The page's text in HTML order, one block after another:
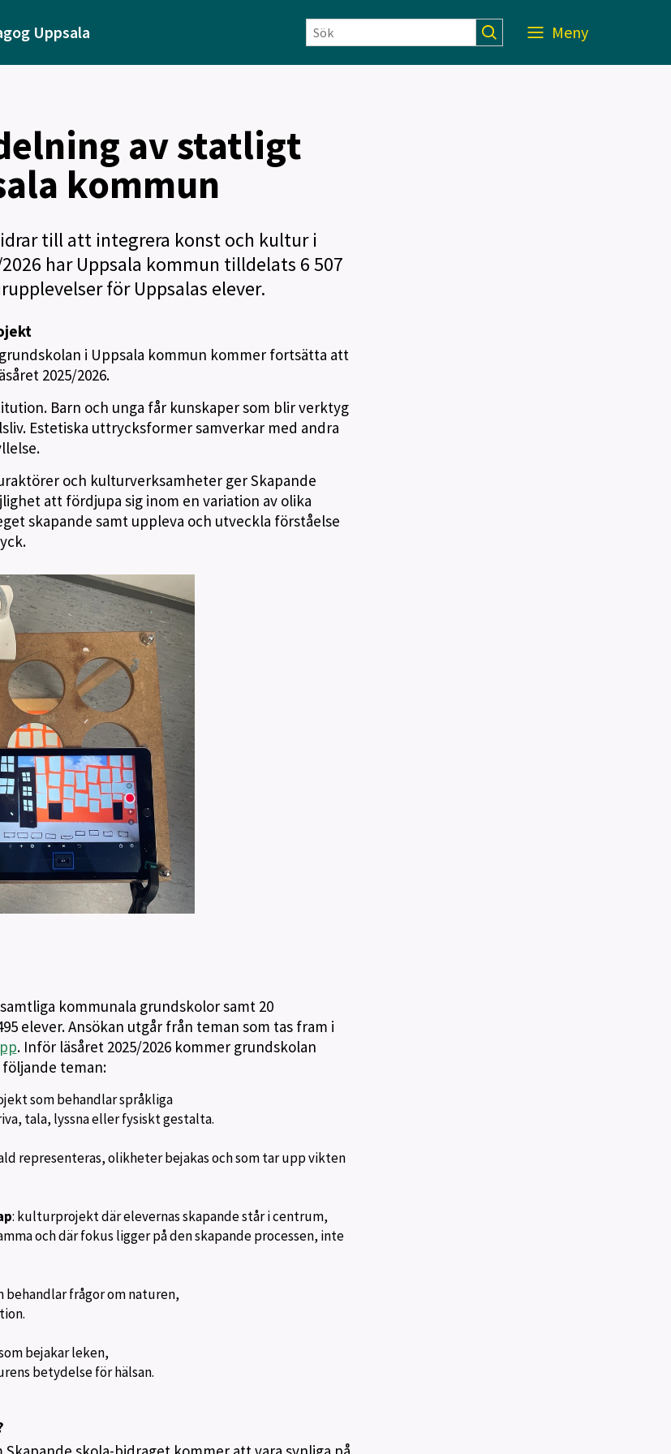
Uppsala Meny
av statligt
kommun
till att integrera konst och kultur i
har Uppsala kommun tilldelats 6 507
för Uppsalas elever.
i Uppsala kommun kommer fortsätta att
2025/2026.
Barn och unga får kunskaper som blir verktyg
Estetiska uttrycksformer samverkar med andra
och kulturverksamheter ger Skapande
att fördjupa sig inom en variation av olika
skapande samt uppleva och utveckla förståelse
kommunala grundskolor samt 20
elever. Ansökan utgår från teman som tas fram i
. Inför läsåret 2025/2026 kommer grundskolan
teman:
som behandlar språkliga
tala, lyssna eller fysiskt gestalta.
representeras, olikheter bejakas och som tar upp vikten
: kulturprojekt där elevernas skapande står i centrum,
och där fokus ligger på den skapande processen, inte
frågor om naturen,
bejakar leken,
betydelse för hälsan.